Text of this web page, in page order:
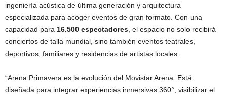
ingeniería acústica de última generación y arquitectura
especializada para acoger eventos de gran formato. Con una
capacidad para 16.500 espectadores , el espacio no solo recibirá
conciertos de talla mundial, sino también eventos teatrales,
deportivos, familiares y residencias de artistas locales.
“Arena Primavera es la evolución del Movistar Arena. Está
diseñada para integrar experiencias inmersivas 360°, visibilizar el